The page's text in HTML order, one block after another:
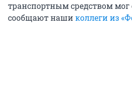
транспортным средством мог
сообщают нашиколлеги из